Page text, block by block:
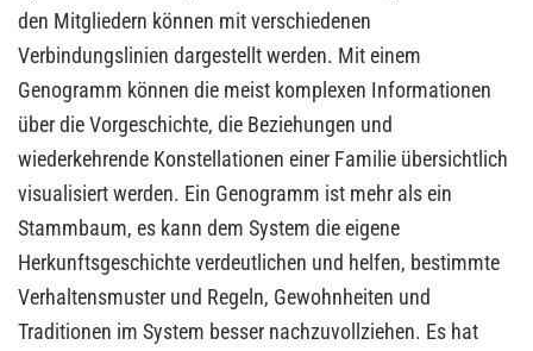
den Mitgliedern können mit verschiedenen
Verbindungslinien dargestellt werden. Mit einem
Genogramm können die meist komplexen Informationen
über die Vorgeschichte, die Beziehungen und
wiederkehrende Konstellationen einer Familie übersichtlich
visualisiert werden. Ein Genogramm ist mehr als ein
Stammbaum, es kann dem System die eigene
Herkunftsgeschichte verdeutlichen und helfen, bestimmte
Verhaltensmuster und Regeln, Gewohnheiten und
Traditionen im System besser nachzuvollziehen. Es hat